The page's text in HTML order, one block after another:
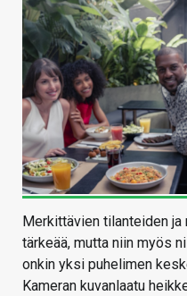
Merkittävien tilanteiden
tärkeää, mutta niin myös
onkin yksi puhelimen
Kameran kuvanlaatu